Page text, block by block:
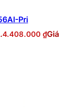
Pri
4.408.000 ₫Giá